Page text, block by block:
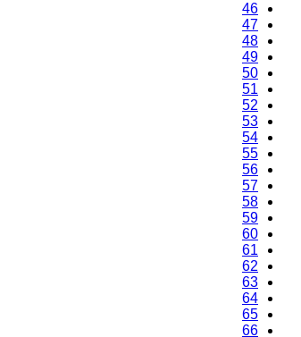
46
47
48
49
50
51
52
53
54
55
56
57
58
59
60
61
62
63
64
65
66